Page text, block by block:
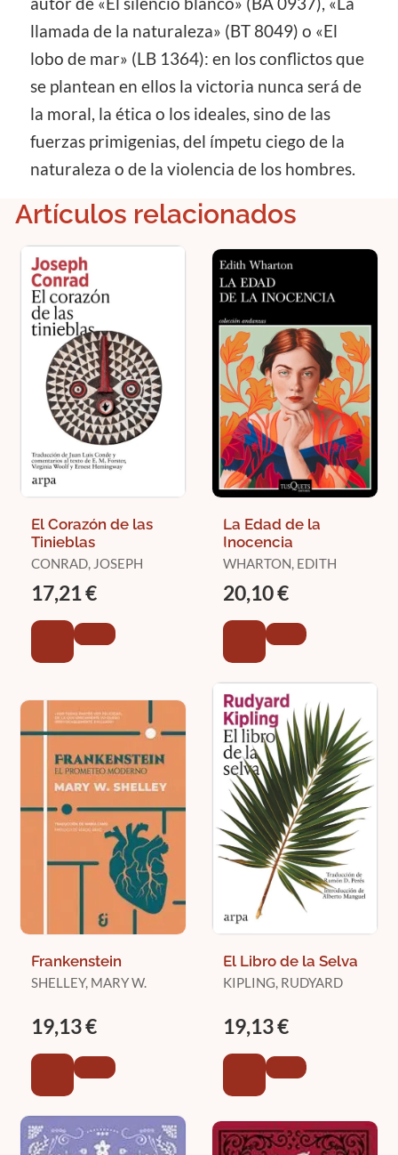
llamada de la naturaleza» (BT 8049) o «El
lobo de mar» (LB 1364): en los conflictos que
se plantean en ellos la victoria nunca será de
la moral, la ética o los ideales, sino de las
fuerzas primigenias, del ímpetu ciego de la
naturaleza o de la violencia de los hombres.
Artículos relacionados
El Corazón de las
Tinieblas
CONRAD, JOSEPH
17,21 €
La Edad de la
Inocencia
WHARTON, EDITH
20,10 €
Frankenstein
SHELLEY, MARY W.
19,13 €
El Libro de la Selva
KIPLING, RUDYARD
19,13 €